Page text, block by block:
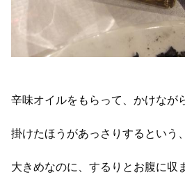
辛味オイルをもらって、かけなが
掛けたほうがあっさりするという
大きめなのに、するりとお腹に収